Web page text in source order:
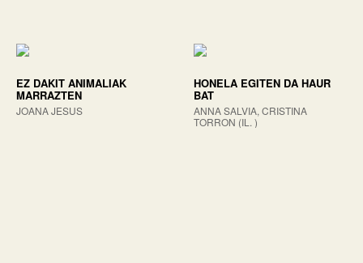
EZ DAKIT ANIMALIAK
MARRAZTEN
JOANA JESUS
HONELA EGITEN DA HAUR
BAT
ANNA SALVIA, CRISTINA
TORRON (IL. )